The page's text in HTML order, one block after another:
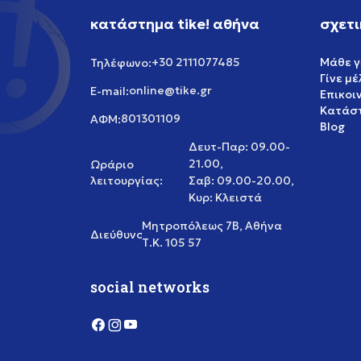
κατάστημα tike! αθήνα
Τηλέφωνο:+30 2111077485
E-mail:online@tike.gr
ΑΦΜ:801301109
Ωράριο
λειτουργίας:
Δευτ-Παρ: 09.00-
21.00,
Σαβ: 09.00-20.00,
Κυρ: Κλειστά
Διεύθυνση:
Μητροπόλεως 7Β, Αθήνα
Τ.Κ. 105 57
Μάθε
Γίνε
Blog
social networks